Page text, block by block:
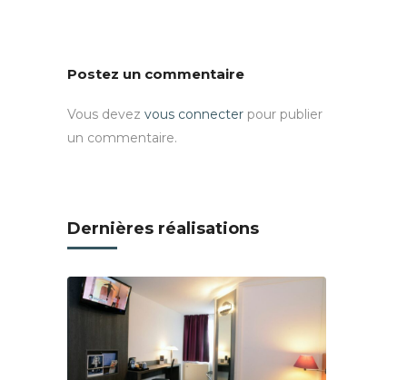
Postez un commentaire
Vous devez vous connecter pour publier
un commentaire.
Dernières réalisations